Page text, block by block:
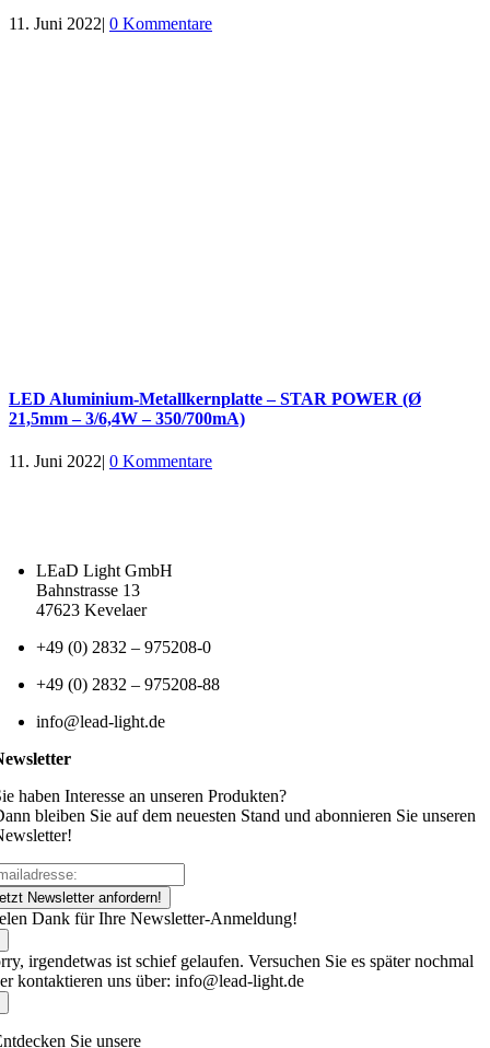
11. Juni 2022| 0 Kommentare
LED Aluminium-Metallkernplatte – STAR POWER (Ø
21,5mm – 3/6,4W – 350/700mA)
11. Juni 2022| 0 Kommentare
LEaD Light GmbH
Bahnstrasse 13
47623 Kevelaer
+49 (0) 2832 – 975208-0
+49 (0) 2832 – 975208-88
info@lead-light.de
haben Interesse an unseren Produkten?
bleiben Sie auf dem neuesten Stand und abonnieren Sie unseren
Newsletter anfordern!
Dank für Ihre Newsletter-Anmeldung!
irgendetwas ist schief gelaufen. Versuchen Sie es später nochmal
kontaktieren uns über: info@lead-light.de
Sie unsere